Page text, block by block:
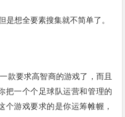
是想全要素搜集就不简单了。
款要求高智商的游戏了，而且
把一个个足球队运营和管理的
个游戏要求的是你运筹帷幄，